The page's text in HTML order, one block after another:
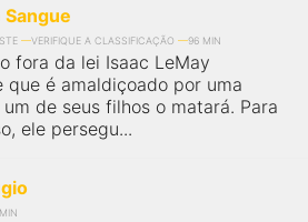
VERIFIQUE A CLASSIFICAÇÃO 96 MIN
fora da lei Isaac LeMay
que é amaldiçoado por uma
de seus filhos o matará. Para
ele persegu...